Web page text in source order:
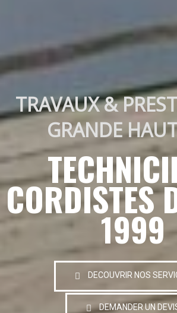
TRAVAUX &
GRANDE
CORDISTES
1999
DECOUVRIR NOS
DEMANDER UN